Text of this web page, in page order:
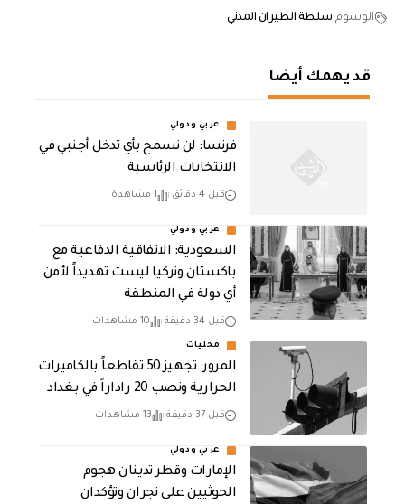
الوسوم سلطة الطيران المدني
قد يهمك أيضا
عربي ودولي
فرنسا: لن نسمح بأي تدخل أجنبي في
الانتخابات الرئاسية
قبل 4 دقائق 1 مشاهدة
عربي ودولي
السعودية: الاتفاقية الدفاعية مع
باكستان وتركيا ليست تهديداً لأمن
أي دولة في المنطقة
قبل 34 دقيقة 10 مشاهدات
محليات
المرور: تجهيز 50 تقاطعاً بالكاميرات
الحرارية ونصب 20 راداراً في بغداد
قبل 37 دقيقة 13 مشاهدات
عربي ودولي
الإمارات وقطر تدينان هجوم
الحوثيين على نجران وتؤكدان